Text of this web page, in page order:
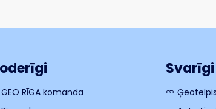
GEO RĪGA komanda